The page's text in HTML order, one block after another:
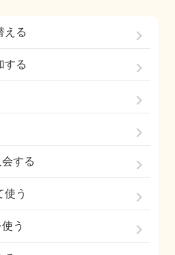
える
する
する
う
う